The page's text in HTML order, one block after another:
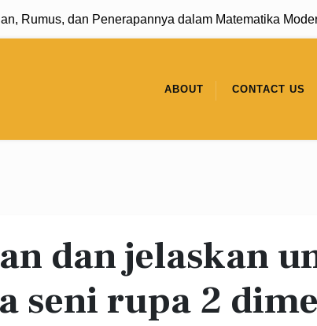
dan Penerapannya dalam Matematika Modern |
ABOUT CONTACT US
dan jelaskan
seni rupa 2